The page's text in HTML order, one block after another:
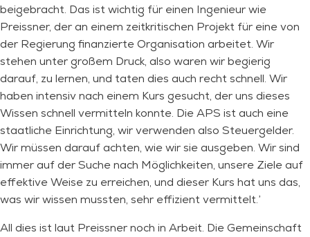
beigebracht. Das ist wichtig für einen Ingenieur wie
Preissner, der an einem zeitkritischen Projekt für eine von
der Regierung finanzierte Organisation arbeitet. Wir
stehen unter großem Druck, also waren wir begierig
darauf, zu lernen, und taten dies auch recht schnell. Wir
haben intensiv nach einem Kurs gesucht, der uns dieses
Wissen schnell vermitteln konnte. Die APS ist auch eine
staatliche Einrichtung, wir verwenden also Steuergelder.
Wir müssen darauf achten, wie wir sie ausgeben. Wir sind
immer auf der Suche nach Möglichkeiten, unsere Ziele auf
effektive Weise zu erreichen, und dieser Kurs hat uns das,
was wir wissen mussten, sehr effizient vermittelt.’
All dies ist laut Preissner noch in Arbeit. Die Gemeinschaft